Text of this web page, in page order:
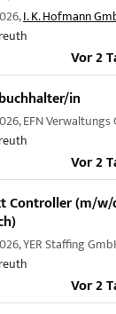
I. K. Hofmann
Vor 2
in
EFN Verwaltungs
Vor 2
Controller (m/
YER Staffing
Vor 2